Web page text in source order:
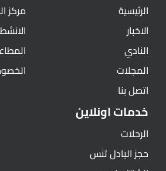
الرئيسية
الاخبار
النادي
المجلات
اتصل بنا
مركز
خدمات اونلاين
الرحلات
حجز البادل تنس